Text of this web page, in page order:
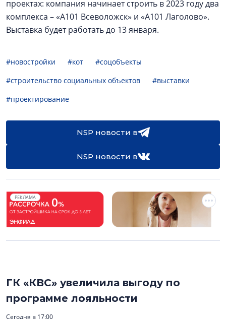
проектах: компания начинает строить в 2023 году два
комплекса – «А101 Всеволожск» и «А101 Лаголово».
Выставка будет работать до 13 января.
#новостройки #кот
#соцобъекты
#строительство социальных объектов
#выставки
#проектирование
NSP новости в
NSP новости в
РЕКЛАМА
ГК «КВС» увеличила выгоду по
программе лояльности
Сегодня в 17:00